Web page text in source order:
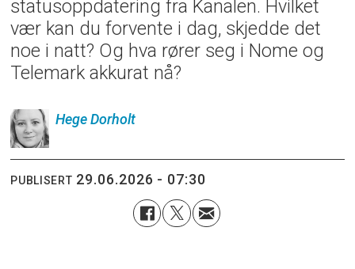
statusoppdatering fra Kanalen. Hvilket
vær kan du forvente i dag, skjedde det
noe i natt? Og hva rører seg i Nome og
Telemark akkurat nå?
Hege Dorholt
PUBLISERT 29.06.2026 - 07:30